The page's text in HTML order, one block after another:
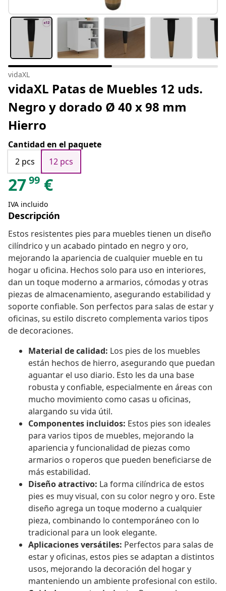
vidaXL
vidaXL Patas de Muebles 12 uds.
Negro y dorado Ø 40 x 98 mm
Hierro
Cantidad en el paquete
2 pcs
12 pcs
2799 €
IVA incluido
Descripción
Estos resistentes pies para muebles tienen un diseño
cilíndrico y un acabado pintado en negro y oro,
mejorando la apariencia de cualquier mueble en tu
hogar u oficina. Hechos solo para uso en interiores,
dan un toque moderno a armarios, cómodas y otras
piezas de almacenamiento, asegurando estabilidad y
soporte confiable. Son perfectos para salas de estar y
oficinas, su estilo discreto complementa varios tipos
de decoraciones.
Material de calidad: Los pies de los muebles
están hechos de hierro, asegurando que puedan
aguantar el uso diario. Esto les da una base
robusta y confiable, especialmente en áreas con
mucho movimiento como casas u oficinas,
alargando su vida útil.
Componentes incluidos: Estos pies son ideales
para varios tipos de muebles, mejorando la
apariencia y funcionalidad de piezas como
armarios o roperos que pueden beneficiarse de
más estabilidad.
Diseño atractivo: La forma cilíndrica de estos
pies es muy visual, con su color negro y oro. Este
diseño agrega un toque moderno a cualquier
pieza, combinando lo contemporáneo con lo
tradicional para un look elegante.
Aplicaciones versátiles: Perfectos para salas de
estar y oficinas, estos pies se adaptan a distintos
usos, mejorando la decoración del hogar y
manteniendo un ambiente profesional con estilo.